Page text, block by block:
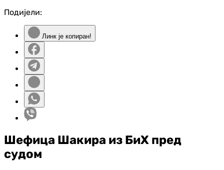
Подијели:
Линк је копиран!
Шефица Шакира из БиХ пред
судом